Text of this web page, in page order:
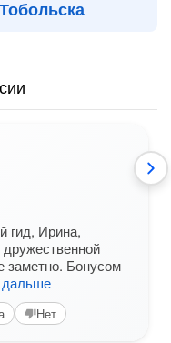
гид, Ирина,
заметно. Бонусом
дальше
Нет